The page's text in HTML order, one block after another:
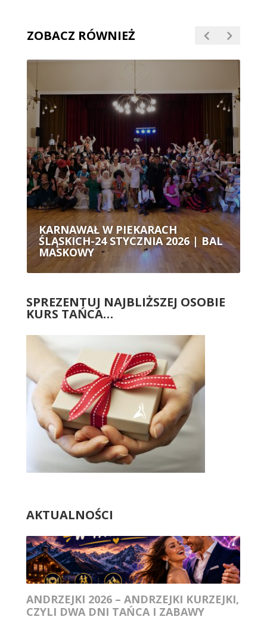
ZOBACZ RÓWNIEŻ
KARNAWAŁ W PIEKARACH
ŚLĄSKICH-24 STYCZNIA 2026 | BAL
MASKOWY
SPREZENTUJ NAJBLIŻSZEJ OSOBIE
KURS TAŃCA…
AKTUALNOŚCI
ANDRZEJKI 2026 – ANDRZEJKI KURZEJKI,
CZYLI DWA DNI TAŃCA I ZABAWY